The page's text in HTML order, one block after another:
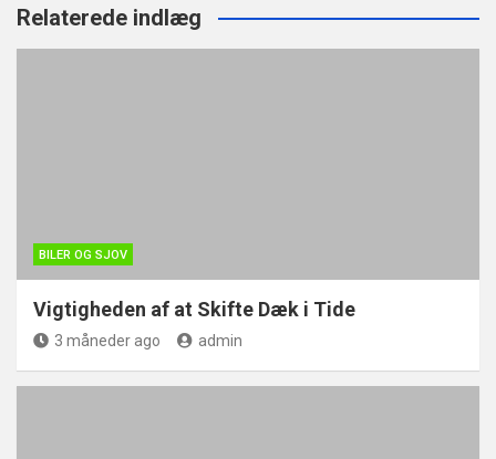
Relaterede indlæg
BILER OG SJOV
Vigtigheden af at Skifte Dæk i Tide
3 måneder ago admin